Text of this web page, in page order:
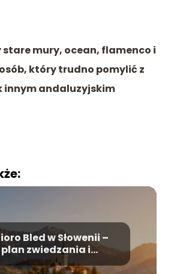
stare mury, ocean, flamenco i
który trudno pomylić z
innym andaluzyjskim
Bled w Słowenii –
plan zwiedzania i
atrakcje